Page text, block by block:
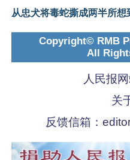
从忠犬将毒蛇撕成两半所想
Copyright© RMB
All
人民报
关
反馈信箱：